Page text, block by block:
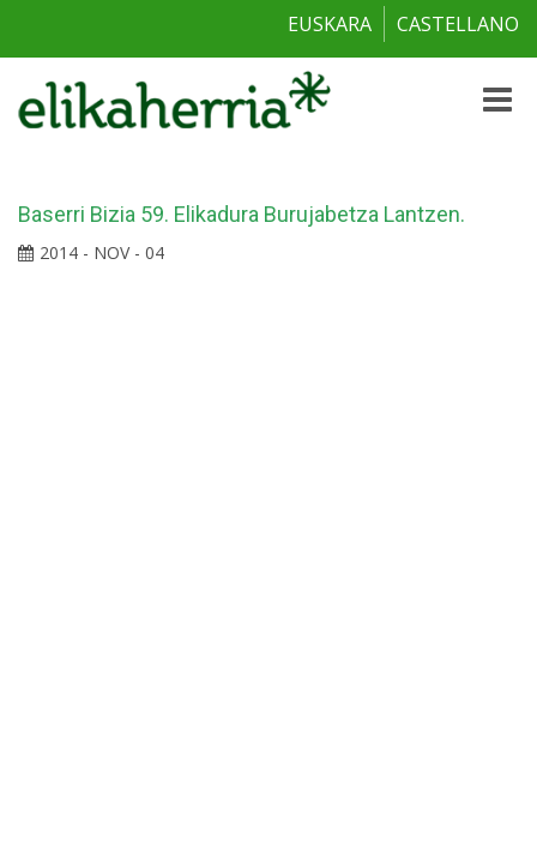
EUSKARA CASTELLANO
Toggle
Baserri Bizia 59. Elikadura Burujabetza Lantzen.
2014 - NOV - 04